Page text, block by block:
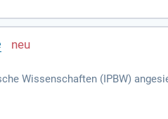
Werteorientierung setzt.
Wissenschaften (IPBW)
werden.